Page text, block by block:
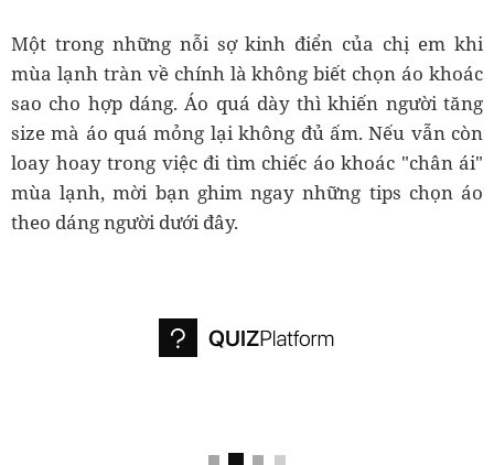
Một trong những nỗi sợ kinh điển của chị em khi
mùa lạnh tràn về chính là không biết chọn áo khoác
sao cho hợp dáng. Áo quá dày thì khiến người tăng
size mà áo quá mỏng lại không đủ ấm. Nếu vẫn còn
loay hoay trong việc đi tìm chiếc áo khoác "chân ái"
mùa lạnh, mời bạn ghim ngay những tips chọn áo
theo dáng người dưới đây.